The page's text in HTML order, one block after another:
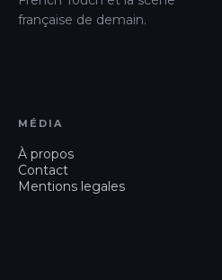
française de demain.
MÉDIA
À propos
Contact
Mentions legales